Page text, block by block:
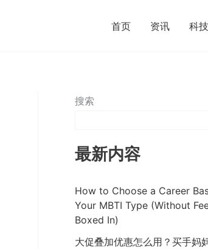
首页 资讯 科技
搜索
最新内容
How to Choose a Career
Your MBTI Type (Without
Boxed In)
大促叠加优惠怎么用？买手妈